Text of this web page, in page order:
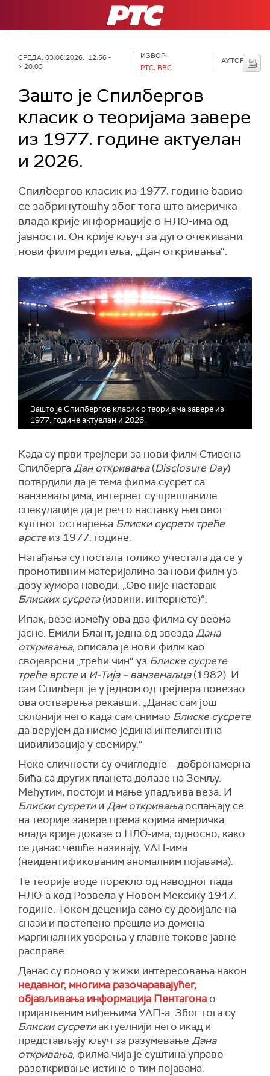
РТС
СРЕДА, 03.06.2026, 12:56 -
> 20:03
ИЗВОР:
РТС, BBC
АУТОР:
Зашто је Спилбергов
класик о теоријама завере
из 1977. године актуелан
и 2026.
Спилбергов класик из 1977. године бавио
се забринутошћу због тога што америчка
влада крије информације о НЛО-има од
јавности. Он крије кључ за дуго очекивани
нови филм редитеља, „Дан откривања“.
Зашто је Спилбергов класик о теоријама завере из
1977. године актуелан и 2026.
Када су први трејлери за нови филм Стивена
СпилбергаДан откривања(Disclosure Day)
потврдили да је тема филма сусрет са
ванземаљцима, интернет су преплавиле
спекулације да је реч о наставку његовог
култног остварења Блиски сусрети треће
врстеиз 1977. године.
Нагађања су постала толико учестала да се у
промотивним материјалима за нови филм уз
дозу хумора наводи: „Ово није наставак
Блиских сусрета(извини, интернете)“.
Ипак, везе између ова два филма су веома
јасне. Емили Блант, једна од звездаДана
откривања, описала је нови филм као
својеврсни „трећи чин“ уз Блиске сусрете
треће врстеи И-Тија – ванземаљца(1982). И
сам Спилберг је у једном од трејлера повезао
ова остварења рекавши: „Данас сам још
склонији него када сам снимао Блиске сусрете
да верујем да нисмо једина интелигентна
цивилизација у свемиру.“
Неке сличности су очигледне – добронамерна
бића са других планета долазе на Земљу.
Међутим, постоји и мање упадљива веза. И
Блиски сусретии Дан откривањаослањају се
на теорије завере према којима америчка
влада крије доказе о НЛО-има, односно, како
се данас чешће називају, УАП-има
(неидентификованим аномалним појавама).
Те теорије воде порекло од наводног пада
НЛО-а код Розвела у Новом Мексику 1947.
године. Током деценија само су добијале на
снази и постепено прешле из домена
маргиналних уверења у главне токове јавне
расправе.
Данас су поново у жижи интересовања након
недавног, многима разочаравајућег,
објављивања информација Пентагона о
пријављеним виђењима УАП-а. Због тога су
Блиски сусретиактуелнији него икад и
представљају кључ за разумевање Дана
откривања, филма чија је суштина управо
разоткривање истине о тим појавама.